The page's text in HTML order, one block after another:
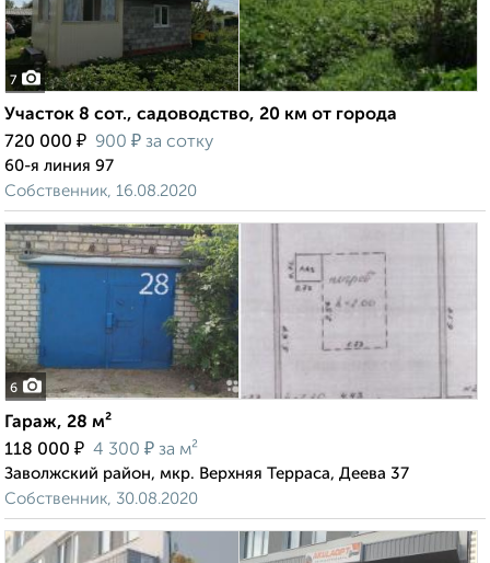
7
Участок 8 сот., садоводство, 20 км от города
720 000 ₽ 900 ₽ за сотку
60-я линия 97
Собственник, 16.08.2020
6
Гараж, 28 м²
118 000 ₽ 4 300 ₽ за м²
Заволжский район, мкр. Верхняя Терраса, Деева 37
Собственник, 30.08.2020